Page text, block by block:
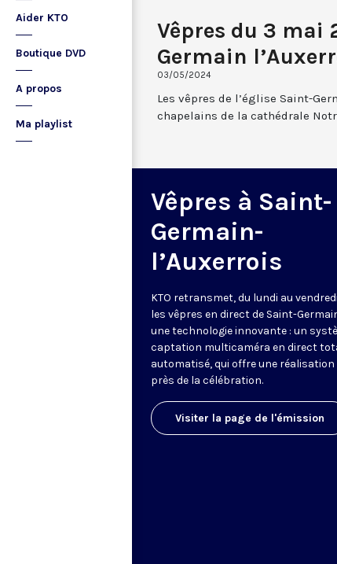
Aider KTO
Boutique DVD
A propos
Ma playlist
Vêpres du 3 mai
Germain
03/05/2024
Les vêpres de l’église Saint-
chapelains de la cathédrale
Vêpres à Saint-
Germain-
l’Auxerrois
KTO retransmet, du lundi au
les vêpres en direct de Saint-
une technologie innovante : un
captation multicaméra en direct
automatisé, qui offre une réalisation
près de la célébration.
Visiter la page de l'émission